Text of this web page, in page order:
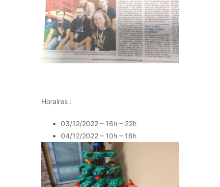
Horaires :
03/12/2022 – 16h – 22h
04/12/2022 – 10h – 18h